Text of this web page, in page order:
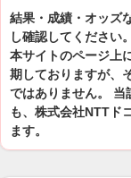
結果・成績・オッズ
し確認してください。
本サイトのページ上
期しておりますが、
ではありません。 当
も、株式会社NTTド
ます。